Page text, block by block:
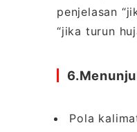
penjelasan
“jika turun
6
Pola